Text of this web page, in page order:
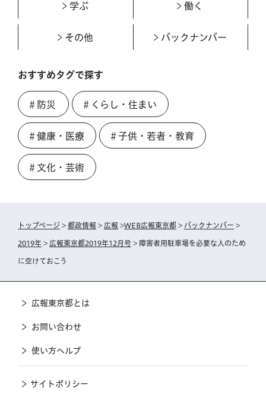
学ぶ 働く
その他 バックナンバー
おすすめタグで探す
＃防災 ＃くらし・住まい
＃健康・医療 ＃子供・若者・教育
＃文化・芸術
トップページ > 都政情報 > 広報 >WEB広報東京都 > バックナンバー >
2019年 > 広報東京都2019年12月号 > 障害者用駐車場を必要な人のため
に空けておこう
広報東京都とは
お問い合わせ
使い方ヘルプ
サイトポリシー